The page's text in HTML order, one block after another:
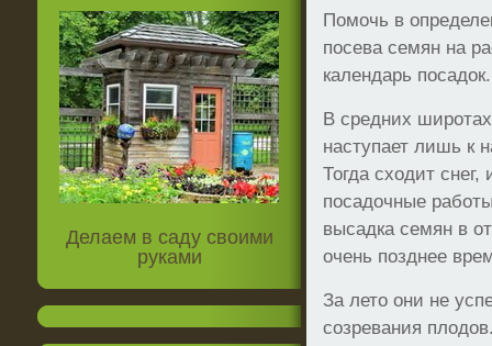
Помочь в
посева семян на
календарь посадок.
В средних
наступает лишь к
Тогда сходит
посадочные
высадка семян в
очень позднее
За лето они не
созревания
Делаем в саду своими
руками